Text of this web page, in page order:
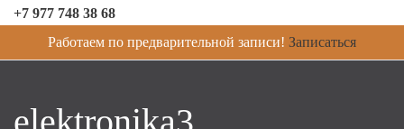
+7 977 748 38 68
Работаем по предварительной записи! Записаться